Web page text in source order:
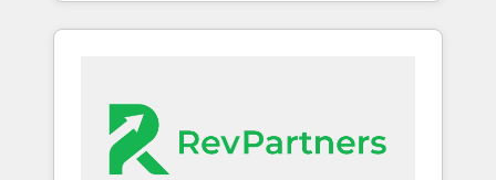
of industries, there’s a good chance one of
our globally integrated teams has worked
looking for...and get your next big initiative
moving!
Onboarding obsessed ★ Company of the
engine. We onboard your team, migrate your
data, and build AI-powered workflows that
drive adoption from week one, in your time